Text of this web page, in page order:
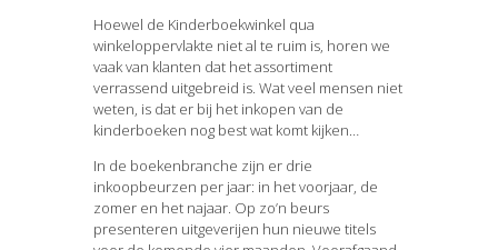
Hoewel de Kinderboekwinkel qua
winkeloppervlakte niet al te ruim is, horen we
vaak van klanten dat het assortiment
verrassend uitgebreid is. Wat veel mensen niet
weten, is dat er bij het inkopen van de
kinderboeken nog best wat komt kijken…
In de boekenbranche zijn er drie
inkoopbeurzen per jaar: in het voorjaar, de
zomer en het najaar. Op zo’n beurs
presenteren uitgeverijen hun nieuwe titels